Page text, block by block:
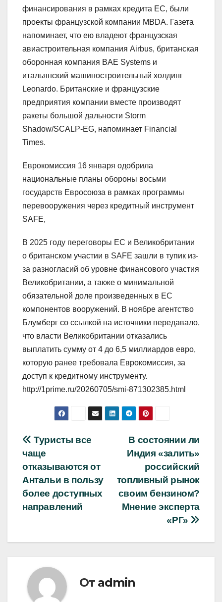
финансирования в рамках кредита ЕС, были
проекты французской компании MBDA. Газета
напоминает, что ею владеют французская
авиастроительная компания Airbus, британская
оборонная компания BAE Systems и
итальянский машиностроительный холдинг
Leonardo. Британские и французские
предприятия компании вместе производят
ракеты большой дальности Storm
Shadow/SCALP-EG, напоминает Financial
Times.
Еврокомиссия 16 января одобрила
национальные планы обороны восьми
государств Евросоюза в рамках программы
перевооружения через кредитный инструмент
SAFE,
В 2025 году переговоры ЕС и Великобритании
о британском участии в SAFE зашли в тупик из-
за разногласий об уровне финансового участия
Великобритании, а также о минимальной
обязательной доле произведенных в ЕС
компонентов вооружений. В ноябре агентство
Блумберг со ссылкой на источники передавало,
что власти Великобритании отказались
выплатить сумму от 4 до 6,5 миллиардов евро,
которую ранее требовала Еврокомиссия, за
доступ к кредитному инструменту.
http://1prime.ru/20260705/smi-871302385.html
Навигация
по
записям
В состоянии ли
Индия «залить»
российский
топливный рынок
своим бензином?
Мнение эксперта
«РГ»
Туристы все
чаще
отказываются от
Антальи в пользу
более доступных
направлений
От admin